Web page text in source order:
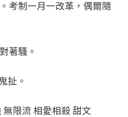
考制一月一改革，偶爾隨
著騷。
扯。
限流 相愛相殺 甜文